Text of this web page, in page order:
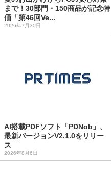
まで！30部門・150商品が記念特
価「第46回Ve...
2026年7月30日
AI搭載PDFソフト「PDNob」、
最新バージョンV2.1.0をリリー
ス
2026年8月6日